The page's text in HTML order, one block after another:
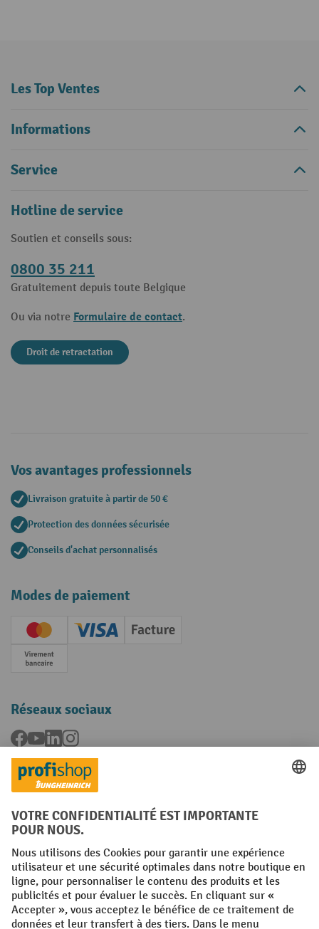
Les Top Ventes
Informations
Service
Hotline de service
Soutien et conseils sous:
0800 35 211
Gratuitement depuis toute Belgique
Ou via notre Formulaire de contact.
Droit de retractation
Vos avantages professionnels
Livraison gratuite à partir de 50 €
Protection des données sécurisée
Conseils d'achat personnalisés
Modes de paiement
Creditcard (Master)Creditcard (Visa)
Facture
Paiement anticipé
Réseaux sociaux
Facebook
YouTubeLinkedInInstagram
Langues
FR NL
Conditions générales Mentions légales
Protection des Données Politique de cookies